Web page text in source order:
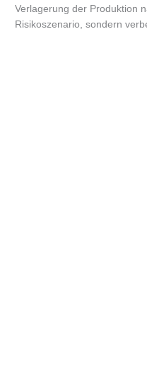
Verlagerung der Produktion
Risikoszenario, sondern